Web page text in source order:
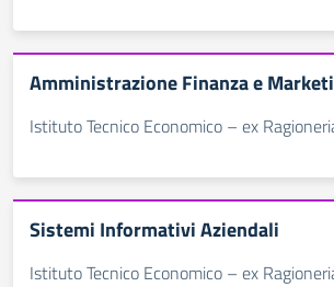
Amministrazione Finanza e
Istituto Tecnico Economico – ex
Sistemi Informativi Aziendali
Istituto Tecnico Economico – ex